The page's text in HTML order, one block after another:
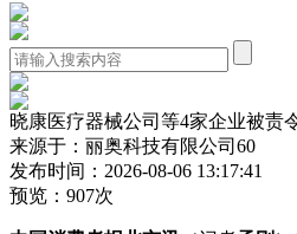
晓康医疗器械公司等4家企业被责
来源于：丽奥科技有限公司60
发布时间：2026-08-06 13:17:41
预览：907次